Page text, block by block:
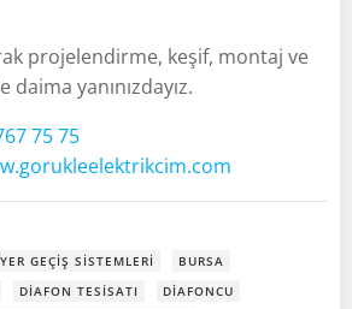
projelendirme, keşif, montaj ve
yanınızdayız.
75 75
GEÇIŞ SISTEMLERI
BURSA
DIAFON TESISATI
DIAFONCU